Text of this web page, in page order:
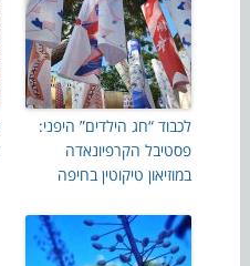
לכבוד “חג הילדים” היפני:
פסטיבל הקרפיונאדה
במוזיאון טיקוטין בחיפה